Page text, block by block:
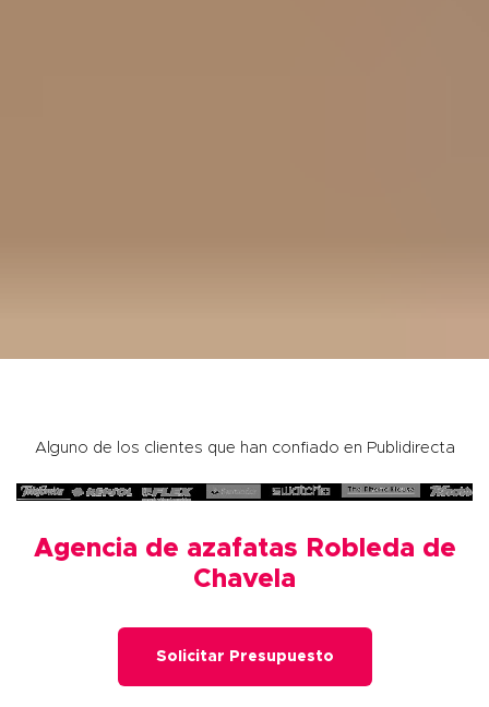
Alguno de los clientes que han confiado en Publidirecta
Agencia de azafatas Robleda de
Chavela
Solicitar Presupuesto